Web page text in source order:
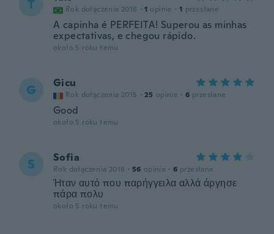
T Rok dołączenia 2016 · 1 opinie · 1 przesłane
A capinha é PERFEITA! Superou as minhas
expectativas, e chegou rápido.
około 5 roku temu
G Gicu
Rok dołączenia 2015 · 25 opinie · 6 przesłane
Good
około 5 roku temu
S Sofia
Rok dołączenia 2018 · 56 opinie · 6 przesłane
Ήταν αυτό που παρήγγειλα αλλά άργησε
πάρα πολυ
około 5 roku temu